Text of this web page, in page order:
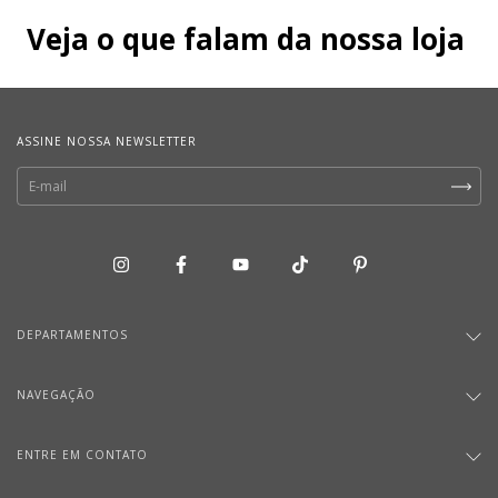
Veja o que falam da nossa loja
ASSINE NOSSA NEWSLETTER
DEPARTAMENTOS
NAVEGAÇÃO
ENTRE EM CONTATO